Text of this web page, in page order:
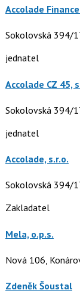
Accolade
Sokolovská 394/
jednatel
Accolade CZ 45,
Sokolovská 394/
jednatel
Accolade, s.r.o.
Sokolovská 394/
Zakladatel
Mela, o.p.s.
Nová 106,
Zdeněk Šoustal